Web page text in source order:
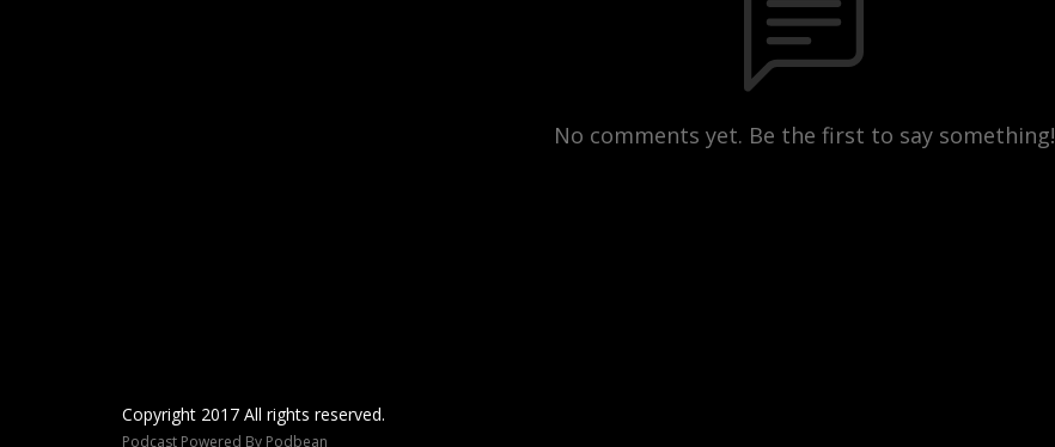
No comments yet. Be the first to say something!
Copyright 2017 All rights reserved.
Podcast Powered By Podbean